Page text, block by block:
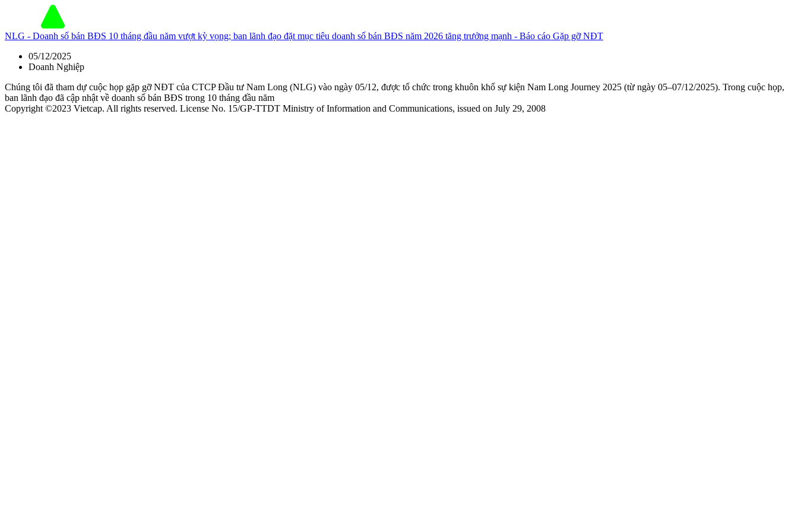
NLG - Doanh số bán BĐS 10 tháng đầu năm vượt kỳ vọng; ban lãnh đạo đặt mục tiêu doanh số bán BĐS năm 2026 tăng trưởng mạnh - Báo cáo Gặp gỡ NĐT
05/12/2025
Doanh Nghiệp
Chúng tôi đã tham dự cuộc họp gặp gỡ NĐT của CTCP Đầu tư Nam Long (NLG) vào ngày 05/12, được tổ chức trong khuôn khổ sự kiện Nam Long Journey 2025 (từ ngày 05–07/12/2025). Trong cuộc họp,
ban lãnh đạo đã cập nhật về doanh số bán BĐS trong 10 tháng đầu năm
Copyright ©2023 Vietcap. All rights reserved. License No. 15/GP-TTDT Ministry of Information and Communications, issued on July 29, 2008